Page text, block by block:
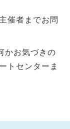
催者までお問
かお気づきの
トセンターま